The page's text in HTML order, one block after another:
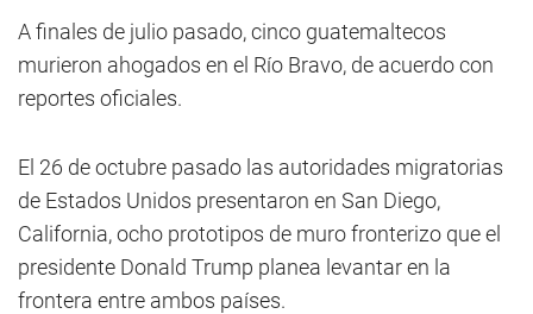
A finales de julio pasado, cinco guatemaltecos
murieron ahogados en el Río Bravo, de acuerdo con
reportes oficiales.
El 26 de octubre pasado las autoridades migratorias
de Estados Unidos presentaron en San Diego,
California, ocho prototipos de muro fronterizo que el
presidente Donald Trump planea levantar en la
frontera entre ambos países.